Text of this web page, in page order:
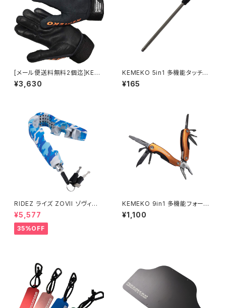
[メール便送料無料2個迄]KEM
EKO アウトドアグローブ OAT
グローブ 耐熱＆耐切創素材 ア
¥3,630
KEMEKO 5in1 多機能タッチペ
ン用 ボールぺン替え芯 1個
¥165
RIDEZ ライズ ZOVII ゾヴィー
アラームグリップロック ZHL 盗
難防止警報付きバイクロック
¥5,577
35%OFF
KEMEKO 9in1 多機能フォール
ディング ミニプライヤー
¥1,100